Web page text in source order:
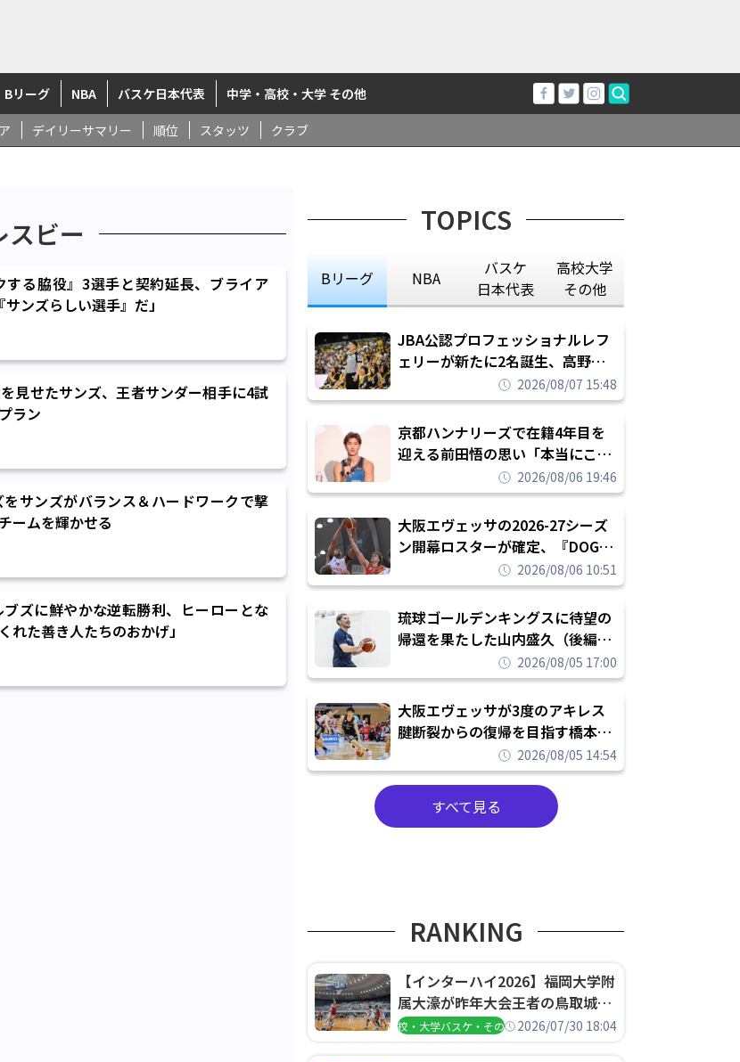
Bリーグ NBA バスケ日本代表 中学・高校・大学 その他
デイリーサマリー 順位 スタッツ
クラブ
スビー
する脇役』3選手と契約延長、ブライア
ンズらしい選手』だ」
見せたサンズ、王者サンダー相手に4試
ラン
をサンズがバランス＆ハードワークで撃
ームを輝かせる
ブズに鮮やかな逆転勝利、ヒーローとな
れた善き人たちのおかげ」
TOPICS
Bリーグ NBA
バスケ
日本代表
高校大学
その他
JBA公認プロフェッショナルレフ
ェリーが新たに2名誕生、高野晃
平は16年間続けた会社員生活に別
れを告げてプロ転向を決断
2026/08/07 15:48
京都ハンナリーズで在籍4年目を
迎える前田悟の思い「本当にこの
チームで勝ちたい、負けたまま舐
められたまま終わりたくない」
2026/08/06 19:46
大阪エヴェッサの2026-27シーズ
ン開幕ロスターが確定、『DOG
FIGHT』のチームカルチャーを推
し進めて結果を求めるシーズンへ
2026/08/06 10:51
琉球ゴールデンキングスに待望の
帰還を果たした山内盛久（後編）
「1人のウチナーンチュとしてみ
んなが誇りに思えるチームにして
いく」
2026/08/05 17:00
大阪エヴェッサが3度のアキレス
腱断裂からの復帰を目指す橋本拓
哉と契約を締結「もう一度コート
に立ちたい」
2026/08/05 14:54
すべて見る
RANKING
【インターハイ2026】福岡大学附
属大濠が昨年大会王者の鳥取城北
を撃破、大阪薫英女学院は岐阜女
高校・大学バスケ・その他2026/07/30 18:04